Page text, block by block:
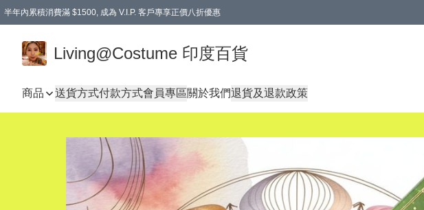
半年內累積消費滿 $1500, 成為 V.I.P. 客戶專享正價八折優惠
Living@Costume 印度百貨
商品 送貨方式付款方式會員專區關於我們退貨及退款政策